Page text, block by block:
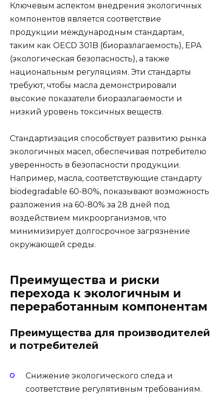
Ключевым аспектом внедрения экологичных
компонентов является соответствие
продукции международным стандартам,
таким как OECD 301B (биоразлагаемость), EPA
(экологическая безопасность), а также
национальным регуляциям. Эти стандарты
требуют, чтобы масла демонстрировали
высокие показатели биоразлагаемости и
низкий уровень токсичных веществ.
Стандартизация способствует развитию рынка
экологичных масел, обеспечивая потребителю
уверенность в безопасности продукции.
Например, масла, соответствующие стандарту
biodegradable 60-80%, показывают возможность
разложения на 60-80% за 28 дней под
воздействием микроорганизмов, что
минимизирует долгосрочное загрязнение
окружающей среды.
Преимущества и риски
перехода к экологичным и
переработанным компонентам
Преимущества для производителей
и потребителей
Снижение экологического следа и
соответствие регулятивным требованиям.